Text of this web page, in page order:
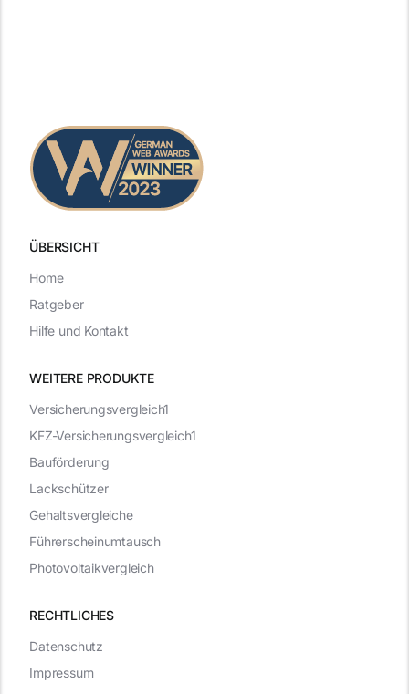
ÜBERSICHT
WEITERE PRODUKTE
RECHTLICHES
Datenschutz
Impressum
Versicherungsvergleich1
KFZ-Versicherungsvergleich1
Bauförderung
Lackschützer
Gehaltsvergleiche
Führerscheinumtausch
Photovoltaikvergleich
Home
Ratgeber
Hilfe und Kontakt